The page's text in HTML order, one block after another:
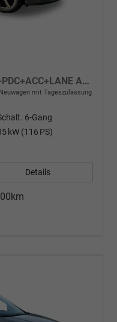
Trend Maxi+NEUES MODELL+PDC+ACC+LANE ASSIST
Neuwagen mit Tageszulassung
6-Gang
kW (116 PS)
Details